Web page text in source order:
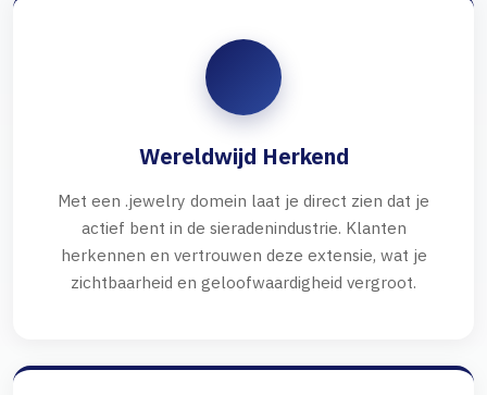
Wereldwijd Herkend
Met een .jewelry domein laat je direct zien dat je
actief bent in de sieradenindustrie. Klanten
herkennen en vertrouwen deze extensie, wat je
zichtbaarheid en geloofwaardigheid vergroot.